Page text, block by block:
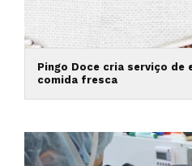
Pingo Doce cria serviço de
comida fresca